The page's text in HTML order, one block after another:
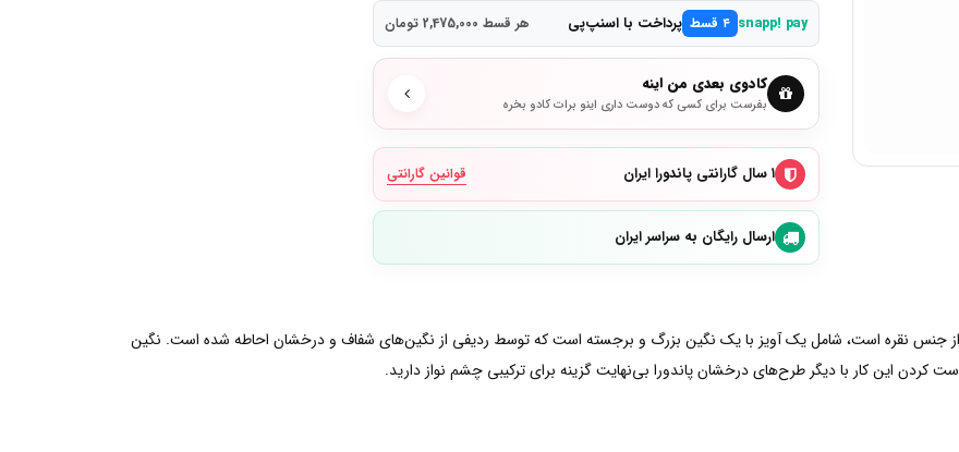
snapp! pay ۴ قسط پرداخت با اسنپ‌پی هر قسط 2,475,000 تومان
کادوی بعدی من اینه
بفرست برای کسی که دوست داری اینو برات کادو بخره
۱ سال گارانتی پاندورا ایران قوانین گارانتی
ارسال رایگان به سراسر ایران
که از جنس نقره است، شامل یک آویز با یک نگین بزرگ و برجسته است که توسط ردیفی از نگین‌های شفاف و درخشان احاطه شده است. نگین
کردن این کار با دیگر طرح‌های درخشان پاندورا بی‌نهایت گزینه برای ترکیبی چشم نواز دارید.